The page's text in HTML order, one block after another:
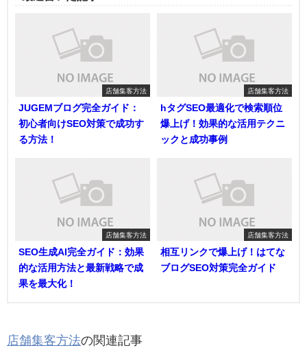
店舗集客方法
JUGEMブログ完全ガイド：
初心者向けSEO対策で成功す
る方法！
店舗集客方法
hタグSEO最適化で検索順位
爆上げ！効果的な活用テクニ
ックと成功事例
店舗集客方法
SEO生成AI完全ガイド：効果
的な活用方法と最新戦略で成
果を最大化！
店舗集客方法
相互リンクで爆上げ！はてな
ブログSEO対策完全ガイド
店舗集客方法の関連記事